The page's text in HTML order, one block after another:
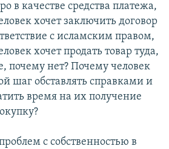
в качестве средства платежа,
хочет заключить договор
с исламским правом,
хочет продать товар туда,
почему нет? Почему человек
шаг обставлять справками и
время на их получение
с собственностью в